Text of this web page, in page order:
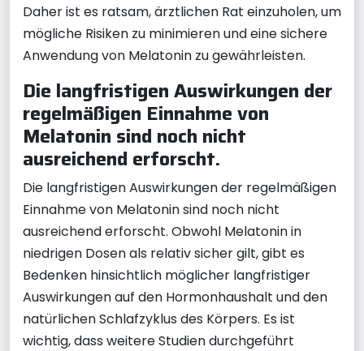
Daher ist es ratsam, ärztlichen Rat einzuholen, um
mögliche Risiken zu minimieren und eine sichere
Anwendung von Melatonin zu gewährleisten.
Die langfristigen Auswirkungen der
regelmäßigen Einnahme von
Melatonin sind noch nicht
ausreichend erforscht.
Die langfristigen Auswirkungen der regelmäßigen
Einnahme von Melatonin sind noch nicht
ausreichend erforscht. Obwohl Melatonin in
niedrigen Dosen als relativ sicher gilt, gibt es
Bedenken hinsichtlich möglicher langfristiger
Auswirkungen auf den Hormonhaushalt und den
natürlichen Schlafzyklus des Körpers. Es ist
wichtig, dass weitere Studien durchgeführt